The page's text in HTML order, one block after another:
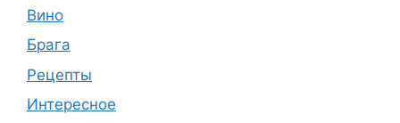
Вино
Брага
Рецепты
Интересное